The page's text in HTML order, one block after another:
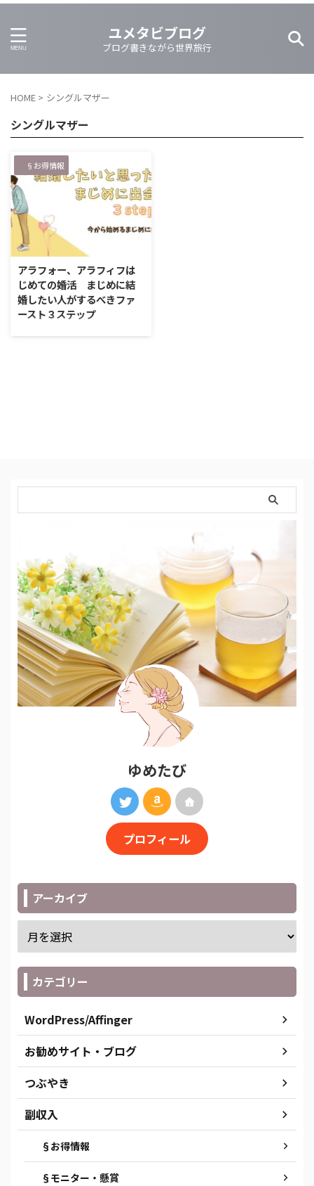
ユメタビブログ
ブログ書きながら世界旅行
HOME > シングルマザー
シングルマザー
§お得情報
アラフォー、アラフィフは
じめての婚活 まじめに結
婚したい人がするべきファ
ースト３ステップ
を重ね周りも家庭を持ち、一緒に
必然的に「出会い」を目的とした
くな …
ゆめたび
プロフィール
アーカイブ
カテゴリー
WordPress/Affinger
お勧めサイト・ブログ
つぶやき
副収入
§お得情報
§モニター・懸賞